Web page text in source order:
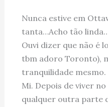
Nunca estive em
tanta…Acho tão
Ouvi dizer que não é
tbm adoro Toronto),
tranquilidade
Mi. Depois de viver
qualquer outra parte